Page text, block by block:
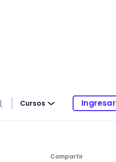
Cursos Ingresar
Compartir